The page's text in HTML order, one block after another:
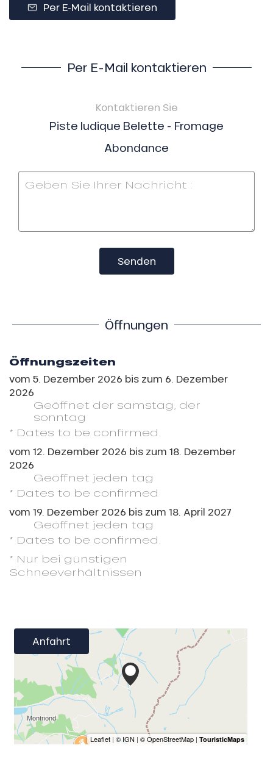
Per E-Mail kontaktieren
Per E-Mail kontaktieren
Kontaktieren Sie
Piste ludique Belette - Fromage
Abondance
Senden
Öffnungen
Öffnungszeiten
vom 5. Dezember 2026 bis zum 6. Dezember
2026
Geöffnet der samstag, der
sonntag
* Dates to be confirmed.
vom 12. Dezember 2026 bis zum 18. Dezember
2026
Geöffnet jeden tag
* Dates to be confirmed
vom 19. Dezember 2026 bis zum 18. April 2027
Geöffnet jeden tag
* Dates to be confirmed.
* Nur bei günstigen
Schneeverhältnissen
Anfahrt